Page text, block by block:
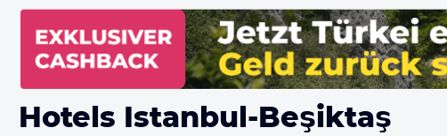
Hotels Istanbul-Beşiktaş